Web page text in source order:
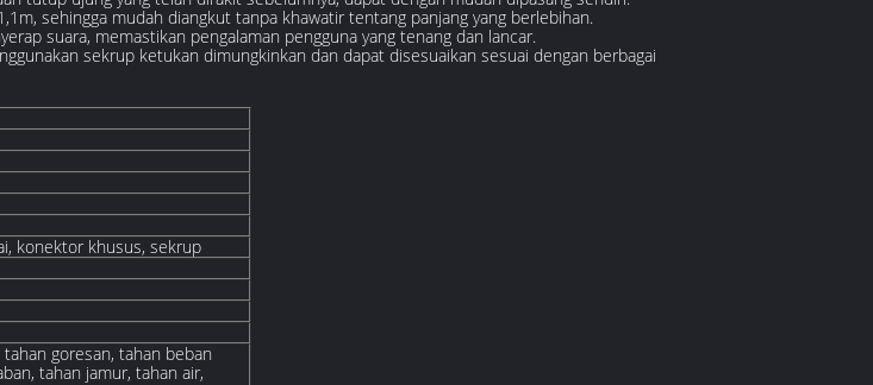
sehingga mudah diangkut tanpa khawatir tentang panjang yang berlebihan.
suara, memastikan pengalaman pengguna yang tenang dan lancar.
sekrup ketukan dimungkinkan dan dapat disesuaikan sesuai dengan berbagai
konektor khusus, sekrup
goresan, tahan beban
tahan jamur, tahan air,